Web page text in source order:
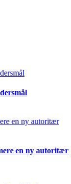
en ny autoritær